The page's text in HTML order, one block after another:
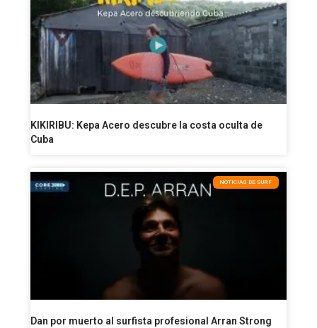
KIKIRIBU: Kepa Acero descubre la costa oculta de
Cuba
NOTICIAS DE SURF
Dan por muerto al surfista profesional Arran Strong